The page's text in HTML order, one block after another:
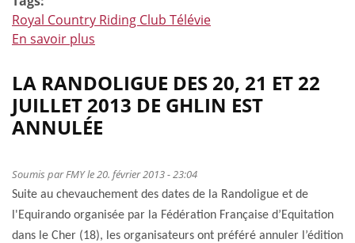
Royal Country Riding Club Télévie
En savoir plus
de
Le
Télévie
s’invite
Royal
Country
Riding
Club
LA RANDOLIGUE DES 20, 21 ET 22
JUILLET 2013 DE GHLIN EST
ANNULÉE
Soumis parFMYle 20. février 2013 - 23:04
Suite au chevauchement des dates de la Randoligue et de
l'Equirando organisée par la Fédération Française d’Equitation
dans le Cher (18), les organisateurs ont préféré annuler l’édition